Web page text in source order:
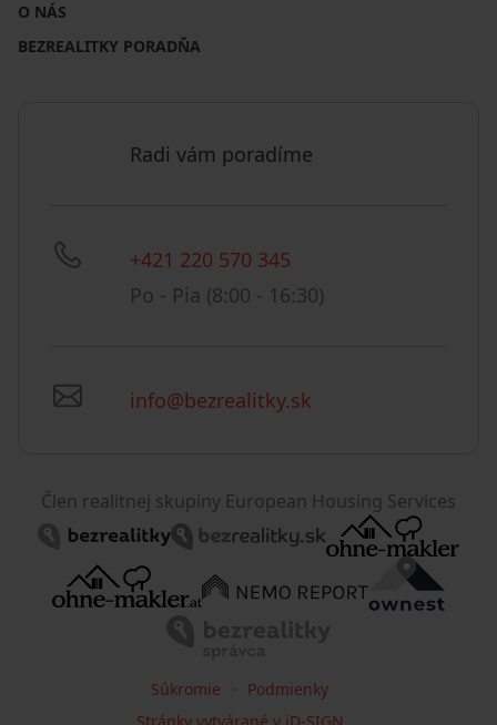
O NÁS
BEZREALITKY PORADŇA
Radi vám poradíme
+421 220 570 345
Po - Pia (8:00 - 16:30)
info@bezrealitky.sk
Člen realitnej skupiny European Housing Services
Súkromie
Podmienky
Stránky vytvárané v iD-SIGN